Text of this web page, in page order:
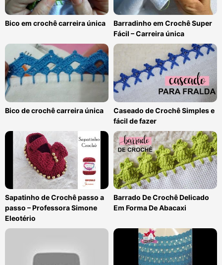
Bico em crochê carreira única
Barradinho em Crochê Super
Fácil – Carreira única
Bico de crochê carreira única
Caseado de Crochê Simples e
fácil de fazer
Sapatinho de Crochê passo a
passo – Professora Simone
Eleotério
Barrado De Crochê Delicado
Em Forma De Abacaxi